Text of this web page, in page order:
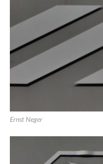
Ernst Neger